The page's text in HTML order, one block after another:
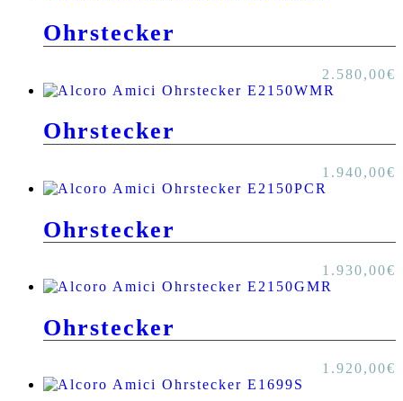
Ohrstecker
2.580,00€
Ohrstecker
1.940,00€
Ohrstecker
1.930,00€
Ohrstecker
1.920,00€